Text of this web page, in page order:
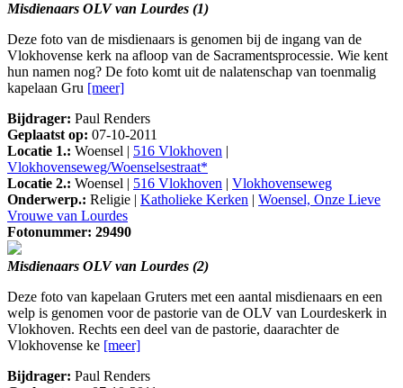
Misdienaars OLV van Lourdes (1)
Deze foto van de misdienaars is genomen bij de ingang van de
Vlokhovense kerk na afloop van de Sacramentsprocessie. Wie kent
hun namen nog? De foto komt uit de nalatenschap van toenmalig
kapelaan Gru [meer]
Bijdrager: Paul Renders
Geplaatst op: 07-10-2011
Locatie 1.: Woensel | 516 Vlokhoven |
Vlokhovenseweg/Woenselsestraat*
Locatie 2.: Woensel | 516 Vlokhoven | Vlokhovenseweg
Onderwerp.: Religie | Katholieke Kerken | Woensel, Onze Lieve
Vrouwe van Lourdes
Fotonummer: 29490
Misdienaars OLV van Lourdes (2)
Deze foto van kapelaan Gruters met een aantal misdienaars en een
welp is genomen voor de pastorie van de OLV van Lourdeskerk in
Vlokhoven. Rechts een deel van de pastorie, daarachter de
Vlokhovense ke [meer]
Bijdrager: Paul Renders